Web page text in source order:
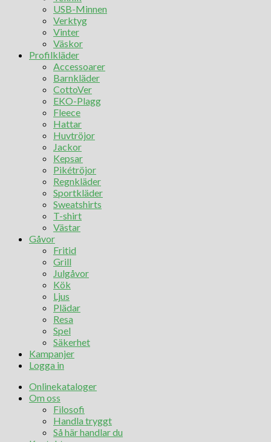
USB-Minnen
Verktyg
Vinter
Väskor
Profilkläder
Accessoarer
Barnkläder
CottoVer
EKO-Plagg
Fleece
Hattar
Huvtröjor
Jackor
Kepsar
Pikétröjor
Regnkläder
Sportkläder
Sweatshirts
T-shirt
Västar
Gåvor
Fritid
Grill
Julgåvor
Kök
Ljus
Plädar
Resa
Spel
Säkerhet
Kampanjer
Logga in
Onlinekataloger
Om oss
Filosofi
Handla tryggt
Så här handlar du